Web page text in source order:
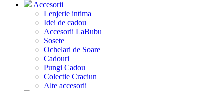
Accesorii
Lenjerie intima
Idei de cadou
Accesorii LaBubu
Sosete
Ochelari de Soare
Cadouri
Pungi Cadou
Colectie Craciun
Alte accesorii